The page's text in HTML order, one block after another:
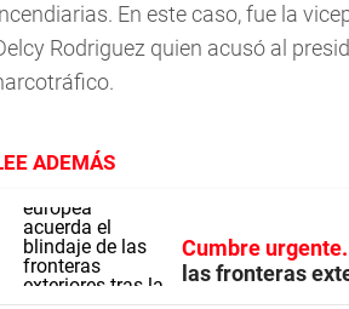
En este caso, fue la
Rodriguez quien acusó al
ADEMÁS
Cumbre urgente
las fronteras